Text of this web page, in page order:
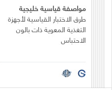
مواصفة قياسية خليجية
طرق الاختبار القياسية لأجهزة
التغذية المعوية ذات بالون
الاحتباس